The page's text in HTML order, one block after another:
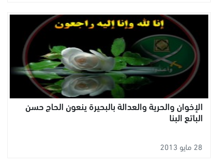
الإخوان والحرية والعدالة بالبحيرة ينعون الحاج حسن
الباتع البنا
28 مايو 2013